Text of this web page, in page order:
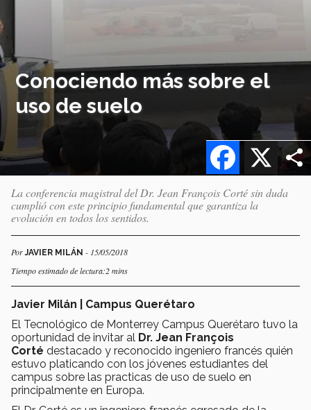
Conociendo más sobre el
uso de suelo
X
Facebook
La conferencia magistral del Dr. Jean François Corté sin duda
cumplió con este principio fundamental que garantiza la
evolución en todos los sentidos.
PorJAVIER MILÁN - 15/05/2018
Tiempo estimado de lectura:2 mins
Javier Milán | Campus Querétaro
El Tecnológico de Monterrey Campus Querétaro tuvo la
oportunidad de invitar al Dr. Jean François
Corté destacado y reconocido ingeniero francés quién
estuvo platicando con los jóvenes estudiantes del
campus sobre las practicas de uso de suelo en
principalmente en Europa.